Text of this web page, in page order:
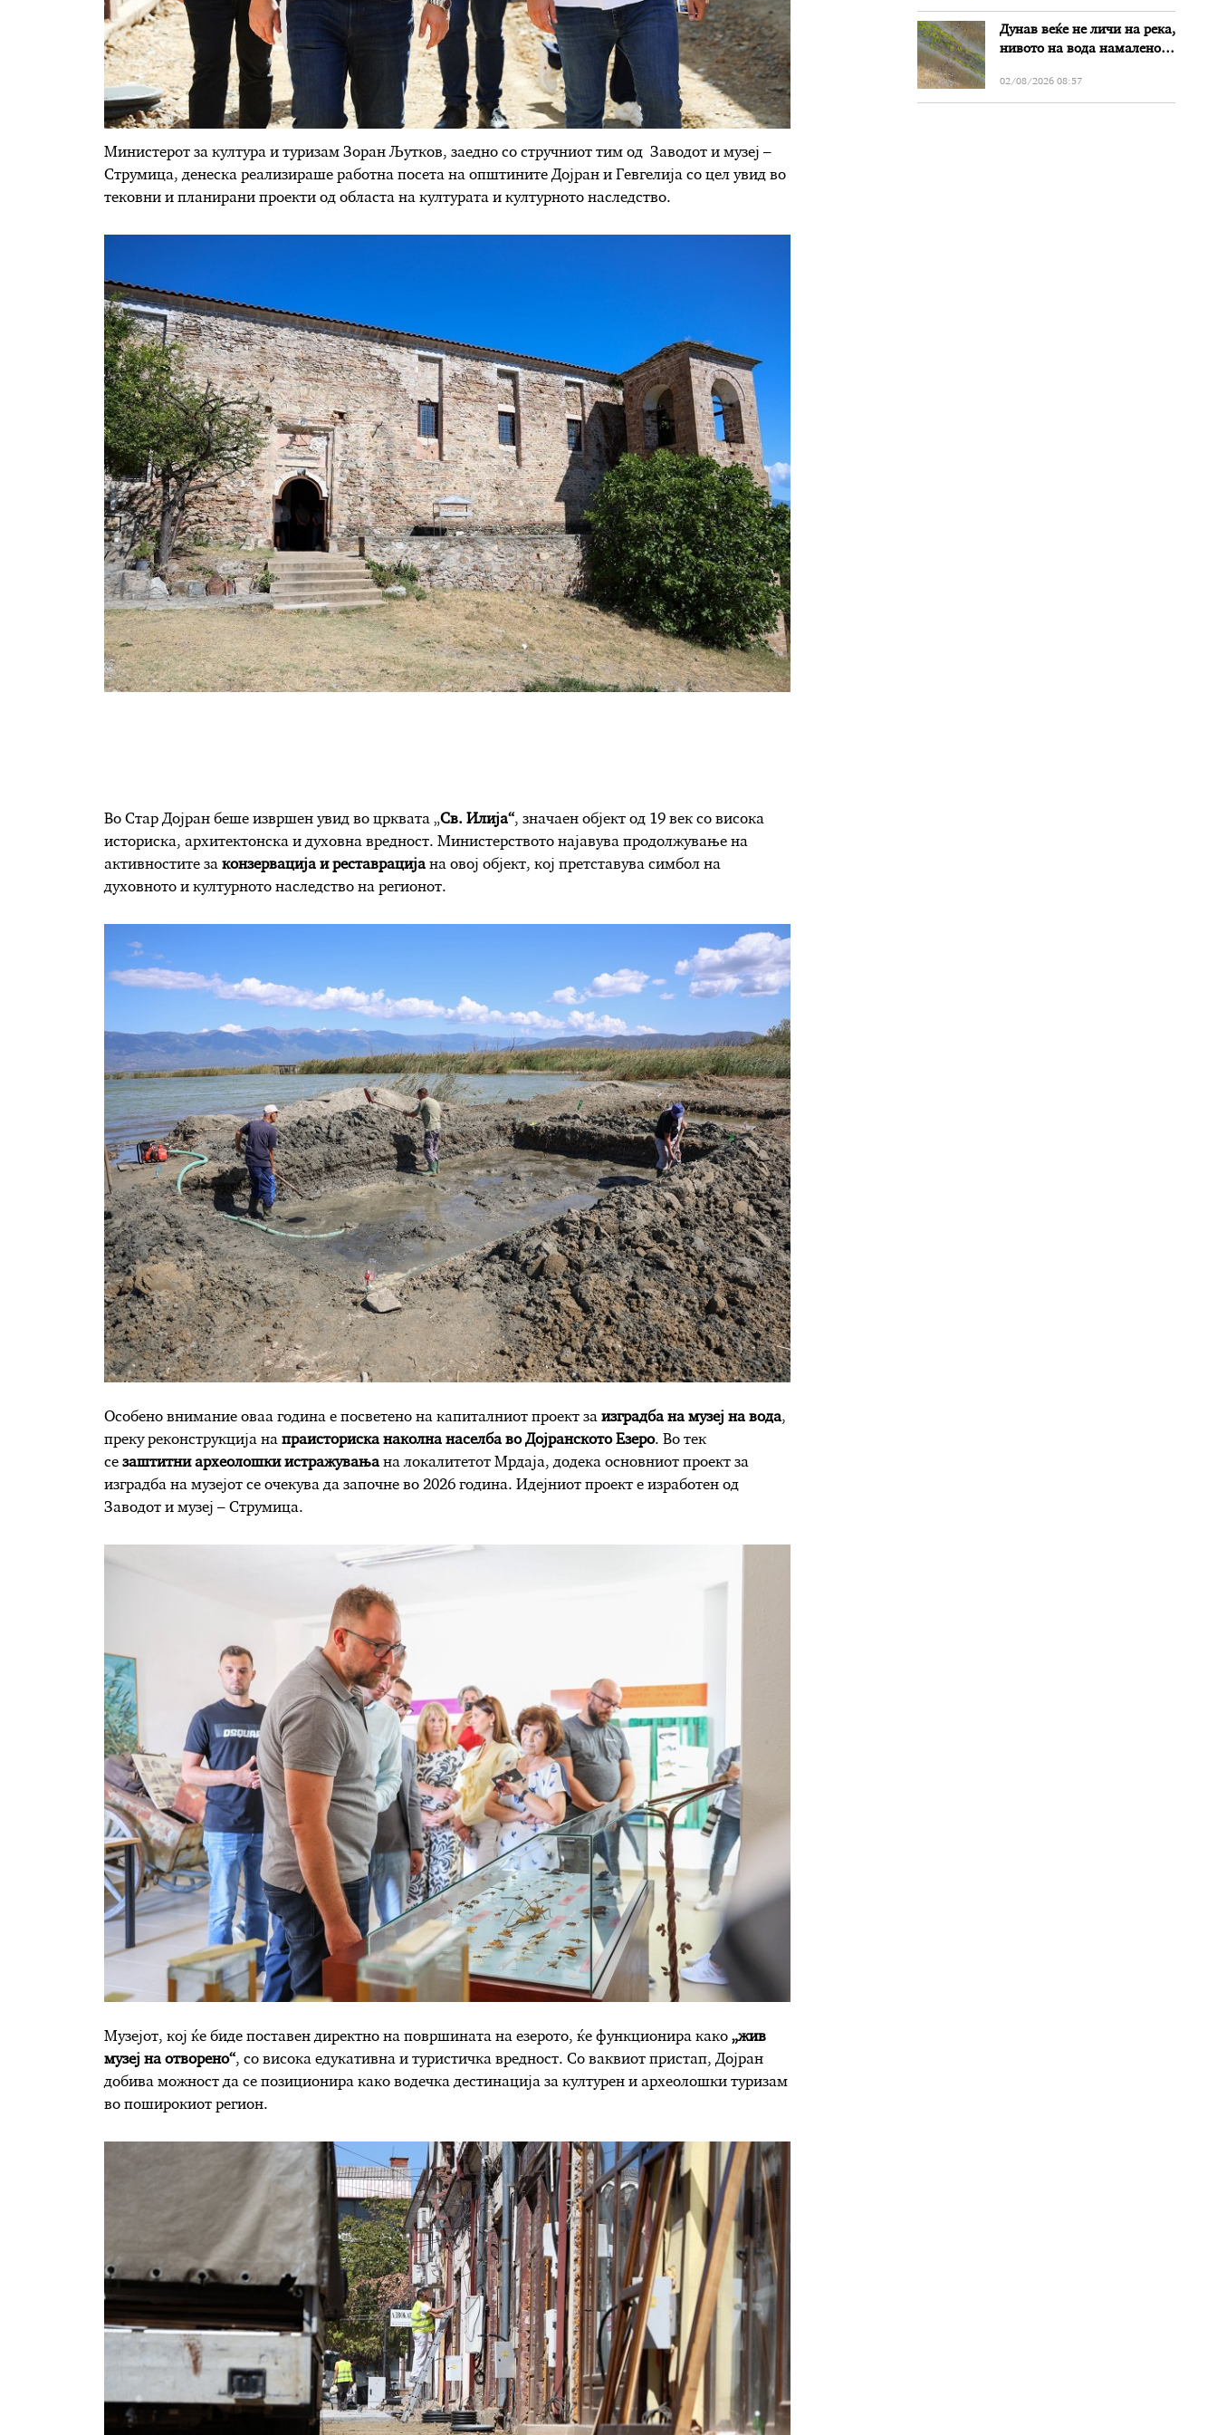
Министерот за култура и туризам Зоран Љутков, заедно со стручниот тим од Заводот и музеј –
Струмица, денеска реализираше работна посета на општините Дојран и Гевгелија со цел увид во
тековни и планирани проекти од областа на културата и културното наследство.
Во Стар Дојран беше извршен увид во црквата „Св. Илија“, значаен објект од 19 век со висока
историска, архитектонска и духовна вредност. Министерството најавува продолжување на
активностите за конзервација и реставрацијана овој објект, кој претставува симбол на
духовното и културното наследство на регионот.
Особено внимание оваа година е посветено на капиталниот проект за изградба на музеј на вода,
преку реконструкција на праисториска наколна населба во Дојранското Езеро. Во тек
се заштитни археолошки истражувањана локалитетот Мрдаја, додека основниот проект за
изградба на музејот се очекува да започне во 2026 година. Идејниот проект е изработен од
Заводот и музеј – Струмица.
Музејот, кој ќе биде поставен директно на површината на езерото, ќе функционира како „жив
музеј на отворено“, со висока едукативна и туристичка вредност. Со ваквиот пристап, Дојран
добива можност да се позиционира како водечка дестинација за културен и археолошки туризам
во поширокиот регион.
Дунав веќе не личи на река,
нивото на вода намалено
Бугарија
02/08/2026 08:57